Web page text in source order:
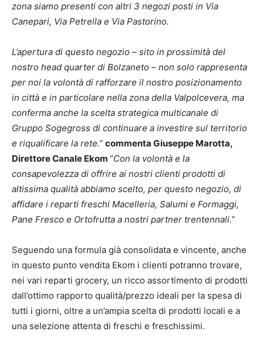
zona siamo presenti con altri 3 negozi posti in Via
Canepari, Via Petrella e Via Pastorino.
L’apertura di questo negozio – sito in prossimità del
nostro head quarter di Bolzaneto – non solo rappresenta
per noi la volontà di rafforzare il nostro posizionamento
in città e in particolare nella zona della Valpolcevera, ma
conferma anche la scelta strategica multicanale di
Gruppo Sogegross di continuare a investire sul territorio
e riqualificare la rete.” commenta Giuseppe Marotta,
Direttore Canale Ekom “Con la volontà e la
consapevolezza di offrire ai nostri clienti prodotti di
altissima qualità abbiamo scelto, per questo negozio, di
affidare i reparti freschi Macelleria, Salumi e Formaggi,
Pane Fresco e Ortofrutta a nostri partner trentennali.”
Seguendo una formula già consolidata e vincente, anche
in questo punto vendita Ekom i clienti potranno trovare,
nei vari reparti grocery, un ricco assortimento di prodotti
dall’ottimo rapporto qualità/prezzo ideali per la spesa di
tutti i giorni, oltre a un’ampia scelta di prodotti locali e a
una selezione attenta di freschi e freschissimi.